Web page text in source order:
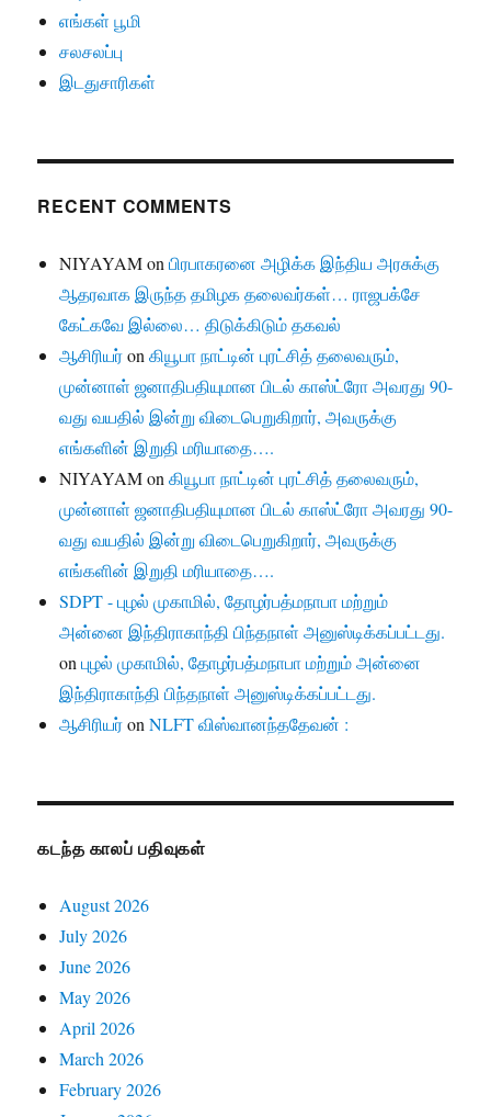
எங்கள் பூமி
சலசலப்பு
இடதுசாரிகள்
RECENT COMMENTS
NIYAYAMonபிரபாகரனை அழிக்க இந்திய அரசுக்கு
ஆதரவாக இருந்த தமிழக தலைவர்கள்… ராஜபக்சே
கேட்கவே இல்லை… திடுக்கிடும் தகவல்
ஆசிரியர்onகியூபா நாட்டின் புரட்சித் தலைவரும்,
முன்னாள் ஜனாதிபதியுமான பிடல் காஸ்ட்ரோ அவரது 90-
வது வயதில் இன்று விடைபெறுகிறார், அவருக்கு
எங்களின் இறுதி மரியாதை….
NIYAYAMonகியூபா நாட்டின் புரட்சித் தலைவரும்,
முன்னாள் ஜனாதிபதியுமான பிடல் காஸ்ட்ரோ அவரது 90-
வது வயதில் இன்று விடைபெறுகிறார், அவருக்கு
எங்களின் இறுதி மரியாதை….
SDPT - புழல் முகாமில், தோழர்பத்மநாபா மற்றும்
அன்னை இந்திராகாந்தி பிந்தநாள் அனுஸ்டிக்கப்பட்டது.
onபுழல் முகாமில், தோழர்பத்மநாபா மற்றும் அன்னை
இந்திராகாந்தி பிந்தநாள் அனுஸ்டிக்கப்பட்டது.
ஆசிரியர்onNLFT விஸ்வானந்ததேவன் :
கடந்த காலப் பதிவுகள்
August 2026
July 2026
June 2026
May 2026
April 2026
March 2026
February 2026